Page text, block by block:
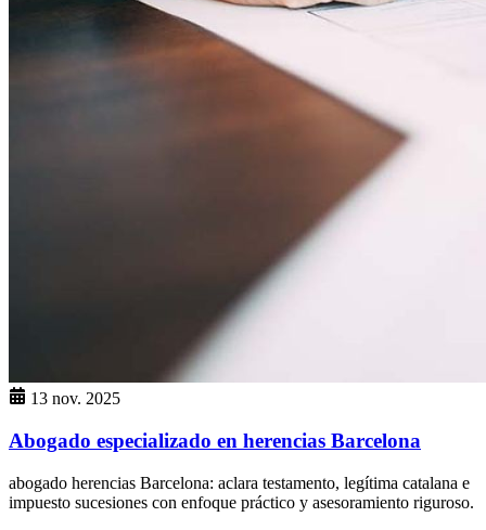
13 nov. 2025
Abogado especializado en herencias Barcelona
abogado herencias Barcelona: aclara testamento, legítima catalana e
impuesto sucesiones con enfoque práctico y asesoramiento riguroso.